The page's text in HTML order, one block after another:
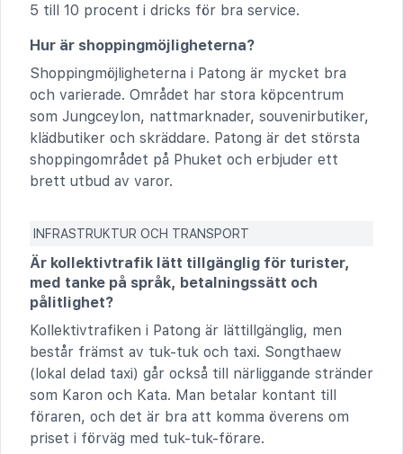
5 till 10 procent i dricks för bra service.
Hur är shoppingmöjligheterna?
Shoppingmöjligheterna i Patong är mycket bra
och varierade. Området har stora köpcentrum
som Jungceylon, nattmarknader, souvenirbutiker,
klädbutiker och skräddare. Patong är det största
shoppingområdet på Phuket och erbjuder ett
brett utbud av varor.
INFRASTRUKTUR OCH TRANSPORT
Är kollektivtrafik lätt tillgänglig för turister,
med tanke på språk, betalningssätt och
pålitlighet?
Kollektivtrafiken i Patong är lättillgänglig, men
består främst av tuk-tuk och taxi. Songthaew
(lokal delad taxi) går också till närliggande stränder
som Karon och Kata. Man betalar kontant till
föraren, och det är bra att komma överens om
priset i förväg med tuk-tuk-förare.